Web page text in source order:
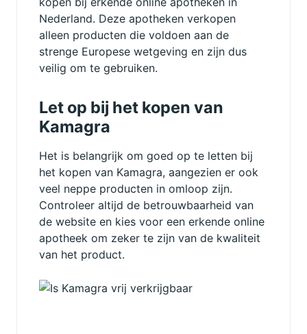
Nederland. Deze apotheken verkopen
alleen producten die voldoen aan de
strenge Europese wetgeving en zijn dus
veilig om te gebruiken.
Let op bij het kopen van
Kamagra
Het is belangrijk om goed op te letten bij
het kopen van Kamagra, aangezien er ook
veel neppe producten in omloop zijn.
Controleer altijd de betrouwbaarheid van
de website en kies voor een erkende online
apotheek om zeker te zijn van de kwaliteit
van het product.